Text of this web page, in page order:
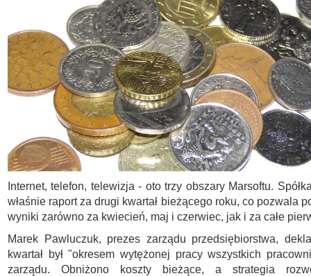
Internet, telefon, telewizja - oto trzy obszary Marsoftu.
właśnie raport za drugi kwartał bieżącego roku, co pozwala
wyniki zarówno za kwiecień, maj i czerwiec, jak i za całe
Marek Pawluczuk, prezes zarządu przedsiębiorstwa,
kwartał był "okresem wytężonej pracy wszystkich
zarządu. Obniżono koszty bieżące, a strategia